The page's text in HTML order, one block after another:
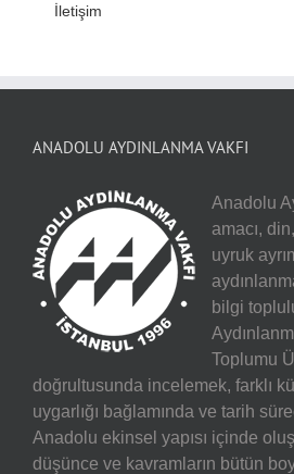
İletişim
ANADOLU AYDINLANMA VAKFI
Anadolu
amacı,
uyruk
bilgi
Toplumu
doğrultusunda incelemek, farklı
uygarlığı bağlamında ve tarih
Anadolu ekinsel yapısı içinde
düşünce ve kavramların bütün